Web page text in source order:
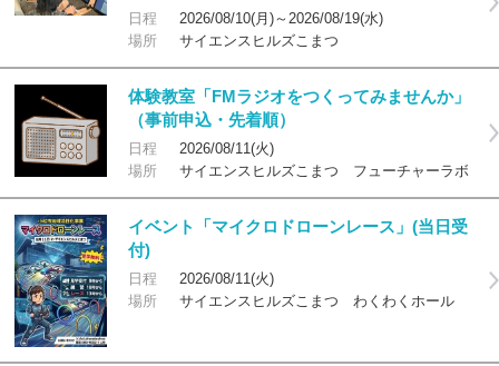
日程
2026/08/10(月)～2026/08/19(水)
場所
サイエンスヒルズこまつ
体験教室「FMラジオをつくってみませんか」
（事前申込・先着順）
日程
2026/08/11(火)
場所
サイエンスヒルズこまつ フューチャーラボ
イベント「マイクロドローンレース」(当日受
付)
日程
2026/08/11(火)
場所
サイエンスヒルズこまつ わくわくホール